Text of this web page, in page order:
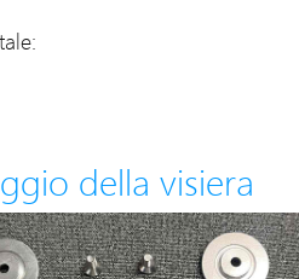
della visiera